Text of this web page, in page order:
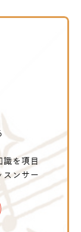
識を項目
スンサー